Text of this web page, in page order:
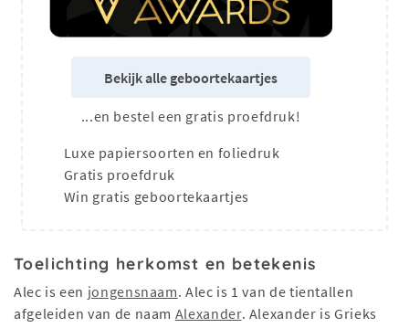
Bekijk alle geboortekaartjes
...en bestel een gratis proefdruk!
Luxe papiersoorten en foliedruk
Gratis proefdruk
Win gratis geboortekaartjes
Toelichting herkomst en betekenis
Alec is een jongensnaam. Alec is 1 van de tientallen
afgeleiden van de naam Alexander. Alexander is Grieks